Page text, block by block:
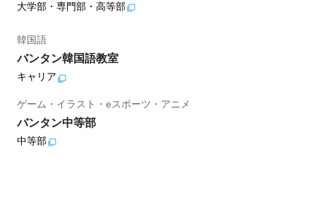
大学部・専門部・高等部
韓国語
バンタン韓国語教室
キャリア
ゲーム・イラスト・eスポーツ・アニメ
バンタン中等部
中等部